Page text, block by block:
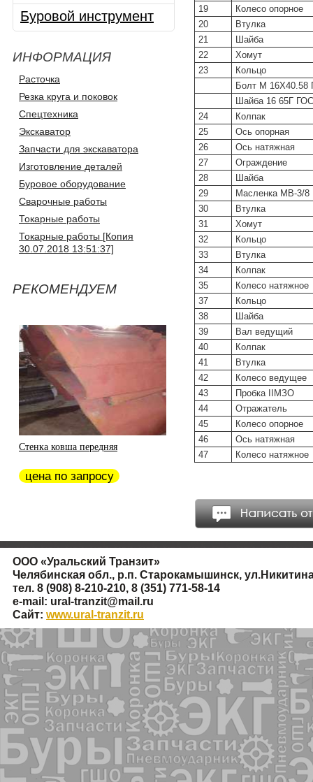
Буровой инструмент
ИНФОРМАЦИЯ
Расточка
Резка круга и поковок
Спецтехника
Экскаватор
Запчасти для экскаватора
Изготовление деталей
Буровое оборудование
Сварочные работы
Токарные работы
Токарные работы [Копия
30.07.2018 13:51:37]
РЕКОМЕНДУЕМ
Стенка ковша передняя
цена по запросу
19
Колесо опорное
20
Втулка
21
Шайба
22
Хомут
23
Кольцо
Болт М 16X40.58
Шайба 16 65Г
24
Колпак
25
Ось опорная
26
Ось натяжная
27
Ограждение
28
Шайба
29
Масленка МВ-3/8
30
Втулка
31
Хомут
32
Кольцо
33
Втулка
34
Колпак
35
Колесо натяжное
37
Кольцо
38
Шайба
39
Вал ведущий
40
Колпак
41
Втулка
42
Колесо ведущее
43
Пробка IIМЗО
44
Отражатель
45
Колесо опорное
46
Ось натяжная
47
Колесо натяжное
ООО «Уральский Транзит»
Челябинская обл., р.п. Старокамышинск,
тел. 8 (908) 8-210-210, 8 (351) 771-58-14
e-mail: ural-tranzit@mail.ru
Сайт: www.ural-tranzit.ru